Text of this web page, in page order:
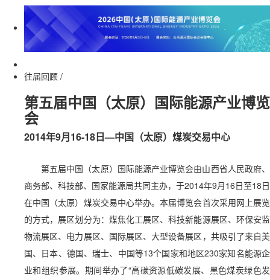
往届回顾 /
第五届中国（太原）国际能源产业博览
会
2014年9月16-18日—中国（太原）煤炭交易中心
第五届中国（太原）国际能源产业博览会由山西省人民政府、
商务部、科技部、国家能源局共同主办，于2014年9月16日至18日
在中国（太原）煤炭交易中心举办。本届博览会首次采用网上展览
的方式，展区划分为：煤焦化工展区、科技新能源展区、环保安监
物流展区、电力展区、国际展区、大型设备展区，共吸引了来自美
国、日本、德国、瑞士、中国等13个国家和地区230家知名能源企
业和组织参展。期间举办了“高碳资源低碳发展、黑色煤炭绿色发